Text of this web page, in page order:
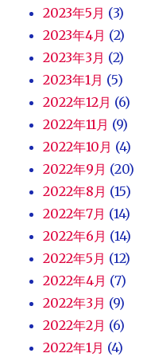
2023年5月 (3)
2023年4月 (2)
2023年3月 (2)
2023年1月 (5)
2022年12月 (6)
2022年11月 (9)
2022年10月 (4)
2022年9月 (20)
2022年8月 (15)
2022年7月 (14)
2022年6月 (14)
2022年5月 (12)
2022年4月 (7)
2022年3月 (9)
2022年2月 (6)
2022年1月 (4)